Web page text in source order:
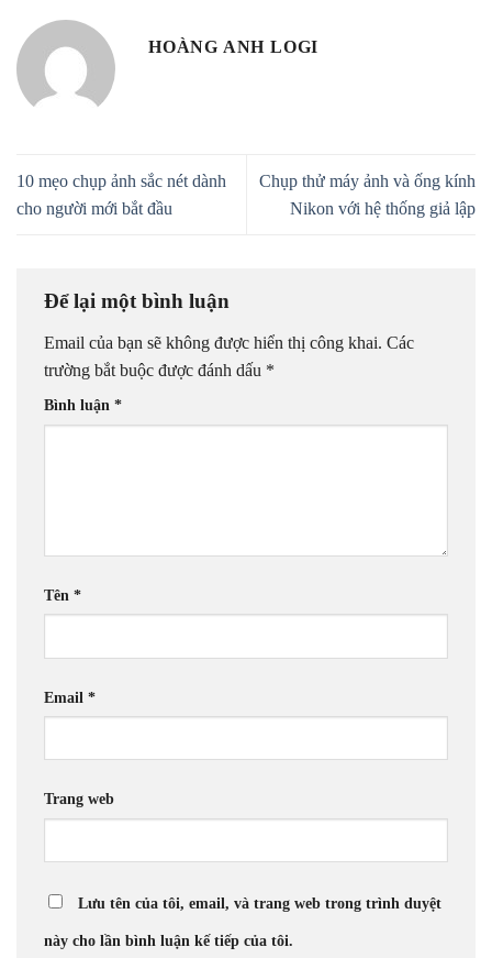
HOÀNG ANH LOGI
10 mẹo chụp ảnh sắc nét dành
cho người mới bắt đầu
Chụp thử máy ảnh và ống kính
Nikon với hệ thống giả lập
Để lại một bình luận
Email của bạn sẽ không được hiển thị công khai. Các
trường bắt buộc được đánh dấu *
Bình luận *
Tên *
Email *
Trang web
Lưu tên của tôi, email, và trang web trong trình duyệt
này cho lần bình luận kế tiếp của tôi.